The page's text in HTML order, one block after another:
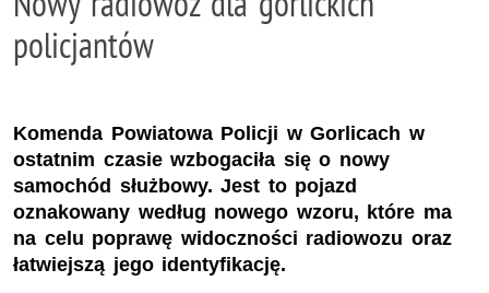
policjantów
Komenda Powiatowa Policji w Gorlicach w
ostatnim czasie wzbogaciła się o nowy
samochód służbowy. Jest to pojazd
oznakowany według nowego wzoru, które ma
na celu poprawę widoczności radiowozu oraz
łatwiejszą jego identyfikację.